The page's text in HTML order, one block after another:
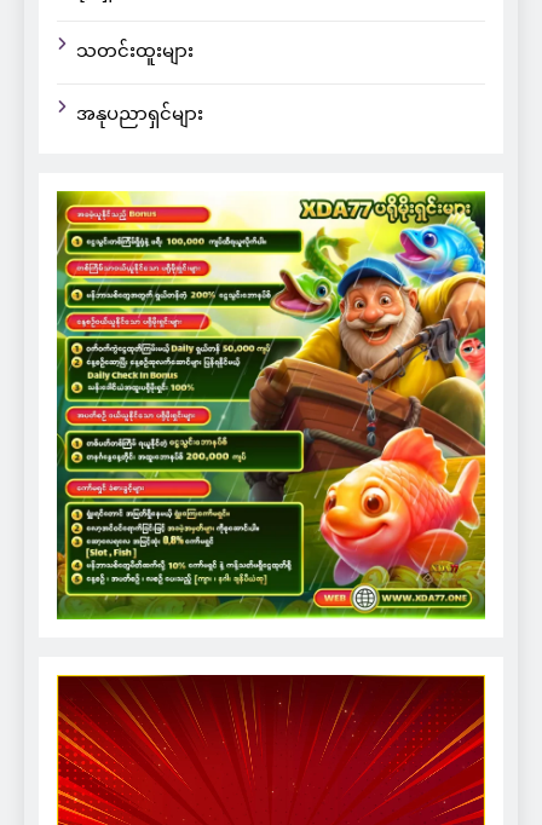
သတင်းထူးများ
အနုပညာရှင်များ